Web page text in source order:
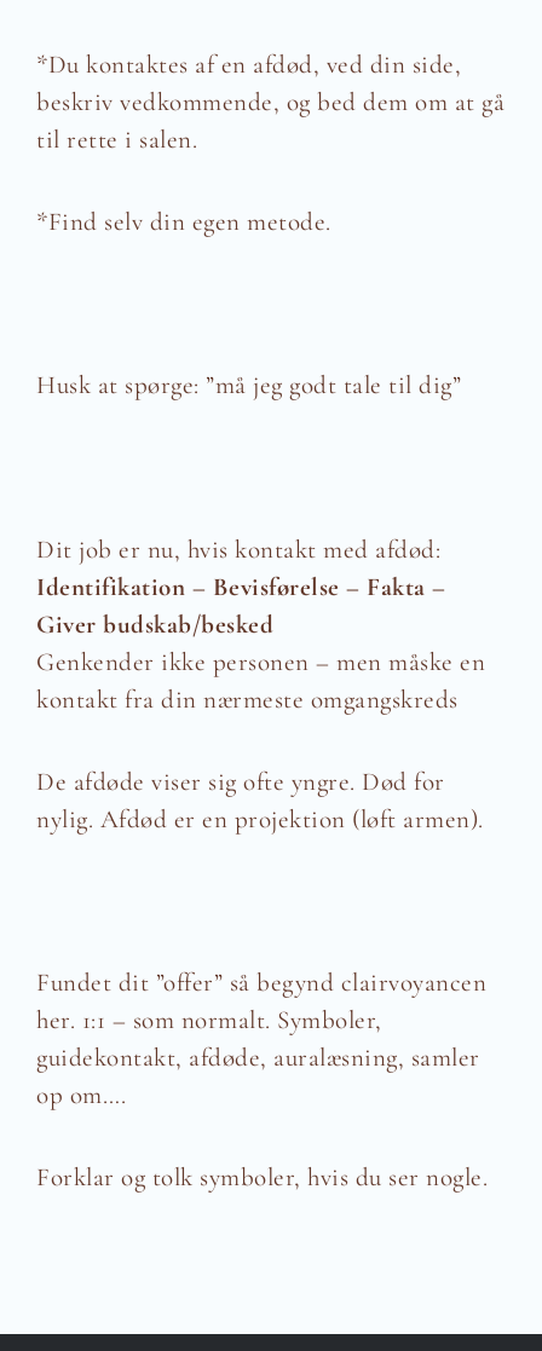
*Du kontaktes af en afdød, ved din side,
beskriv vedkommende, og bed dem om at gå
til rette i salen.
*Find selv din egen metode.
Husk at spørge: ”må jeg godt tale til dig”
Dit job er nu, hvis kontakt med afdød:
Identifikation – Bevisførelse – Fakta –
Giver budskab/besked
Genkender ikke personen – men måske en
kontakt fra din nærmeste omgangskreds
De afdøde viser sig ofte yngre. Død for
nylig. Afdød er en projektion (løft armen).
Fundet dit ”offer” så begynd clairvoyancen
her. 1:1 – som normalt. Symboler,
guidekontakt, afdøde, auralæsning, samler
op om….
Forklar og tolk symboler, hvis du ser nogle.